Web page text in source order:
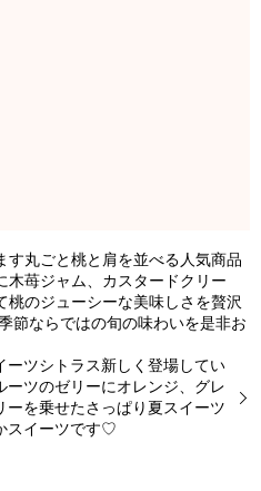
す丸ごと桃と肩を並べる人気商品
木苺ジャム、カスタードクリー
桃のジューシーな美味しさを贅沢
節ならではの旬の味わいを是非お
ーツシトラス新しく登場してい
ーツのゼリーにオレンジ、グレ
ーを乗せたさっぱり夏スイーツ
スイーツです♡